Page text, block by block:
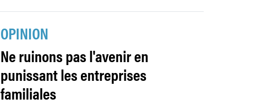
OPINION
Ne ruinons pas l'avenir en
punissant les entreprises
familiales